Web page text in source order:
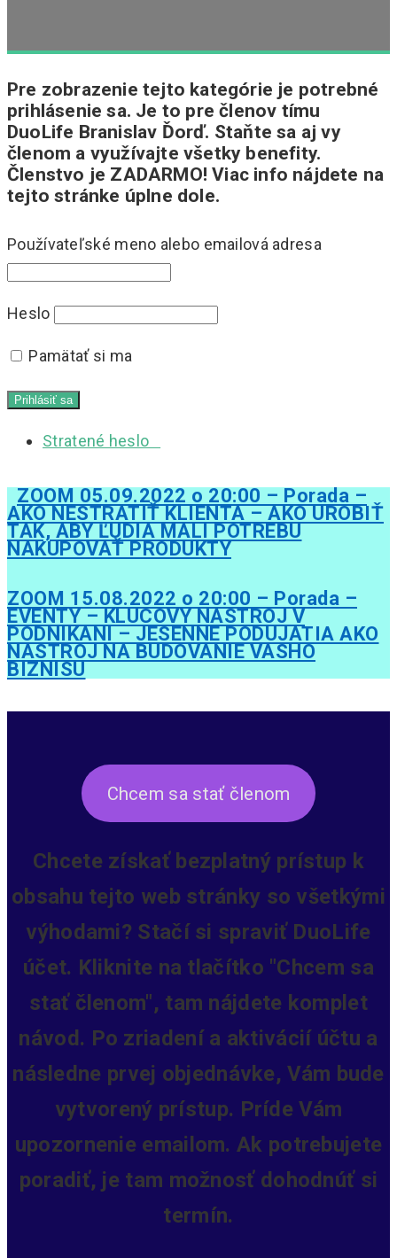
Pre zobrazenie tejto kategórie je potrebné
prihlásenie sa. Je to pre členov tímu
DuoLife Branislav Ďorď. Staňte sa aj vy
členom a využívajte všetky benefity.
Členstvo je ZADARMO! Viac info nájdete na
tejto stránke úplne dole.
Používateľské meno alebo emailová adresa
Heslo
Pamätať si ma
Stratené heslo
ZOOM 05.09.2022 o 20:00 – Porada –
AKO NESTRATIŤ KLIENTA – AKO UROBIŤ
TAK, ABY ĽUDIA MALI POTREBU
NAKUPOVAŤ PRODUKTY
ZOOM 15.08.2022 o 20:00 – Porada –
EVENTY – KLUCOVY NASTROJ V
PODNIKANI – JESENNE PODUJATIA AKO
NASTROJ NA BUDOVANIE VASHO
BIZNISU
Chcem sa stať členom
Chcete získať bezplatný prístup k
obsahu tejto web stránky so všetkými
výhodami? Stačí si spraviť DuoLife
účet. Kliknite na tlačítko "Chcem sa
stať členom", tam nájdete komplet
návod. Po zriadení a aktivácií účtu a
následne prvej objednávke, Vám bude
vytvorený prístup. Príde Vám
upozornenie emailom. Ak potrebujete
poradiť, je tam možnosť dohodnúť si
termín.